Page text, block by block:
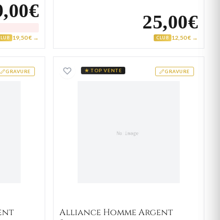
19,50 € →
25,00€
CLUB 12,50 € →
GRAVUREArgent Andlaka GRAVURE
★ TOP VENTE Alliance Homme Argent
Alliance Homme Argent